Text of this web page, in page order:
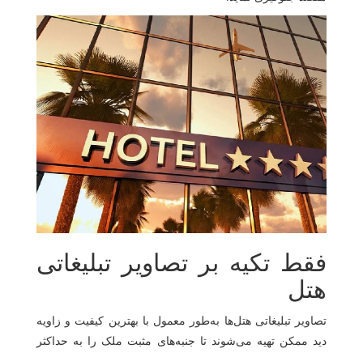
فقط تکیه بر تصاویر تبلیغاتی
هتل
تصاویر تبلیغاتی هتل‌ها به‌طور معمول با بهترین کیفیت و زاویه
دید ممکن تهیه می‌شوند تا جنبه‌های مثبت ملک را به حداکثر